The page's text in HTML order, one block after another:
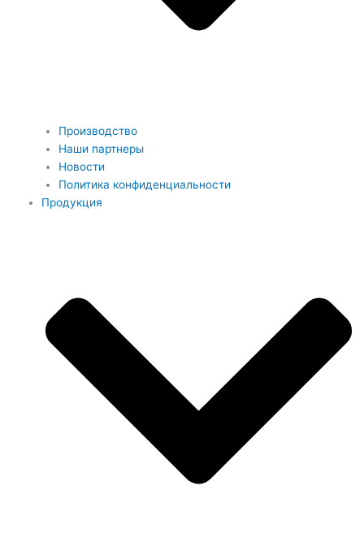
Производство
Наши партнеры
Новости
Политика конфиденциальности
Продукция